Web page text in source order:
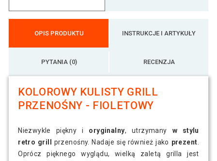
OPIS PRODUKTU INSTRUKCJE I ARTYKUŁY
PYTANIA (0) RECENZJA
KOLOROWY KULISTY GRILL
PRZENOŚNY - FIOLETOWY
Niezwykle piękny i oryginalny, utrzymany w stylu
retro grill
przenośny. Nadaje się również jako prezent.
Oprócz pięknego wyglądu, wielką zaletą grilla jest